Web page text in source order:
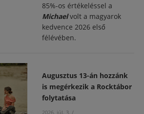
85%-os értékeléssel a
Michael volt a magyarok
kedvence 2026 első
félévében.
Augusztus 13-án hozzánk
is megérkezik a Rocktábor
folytatása
2026. júl. 3. /